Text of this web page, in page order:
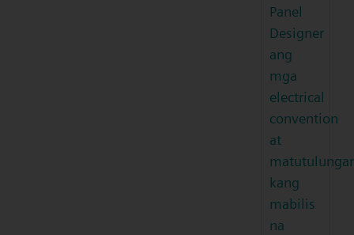
Panel
Designer
ang
mga
electrical
convention
at
kang
mabilis
na